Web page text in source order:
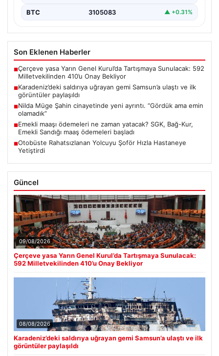
BTC 3105083 ▲ +0.31%
Son Eklenen Haberler
■Çerçeve yasa Yarın Genel Kurul’da Tartışmaya Sunulacak: 592
Milletvekilinden 410’u Onay Bekliyor
■Karadeniz’deki saldırıya uğrayan gemi Samsun’a ulaştı ve ilk
görüntüler paylaşıldı
■Nilda Müge Şahin cinayetinde yeni ayrıntı. “Gördük ama emin
olamadık”
■Emekli maaşı ödemeleri ne zaman yatacak? SGK, Bağ-Kur,
Emekli Sandığı maaş ödemeleri başladı
■Otobüste Rahatsızlanan Yolcuyu Şoför Hızla Hastaneye
Yetiştirdi
Güncel
09/08/2026
Çerçeve yasa Yarın Genel Kurul’da Tartışmaya Sunulacak:
592 Milletvekilinden 410’u Onay Bekliyor
08/08/2026
Karadeniz’deki saldırıya uğrayan gemi Samsun’a ulaştı ve ilk
görüntüler paylaşıldı